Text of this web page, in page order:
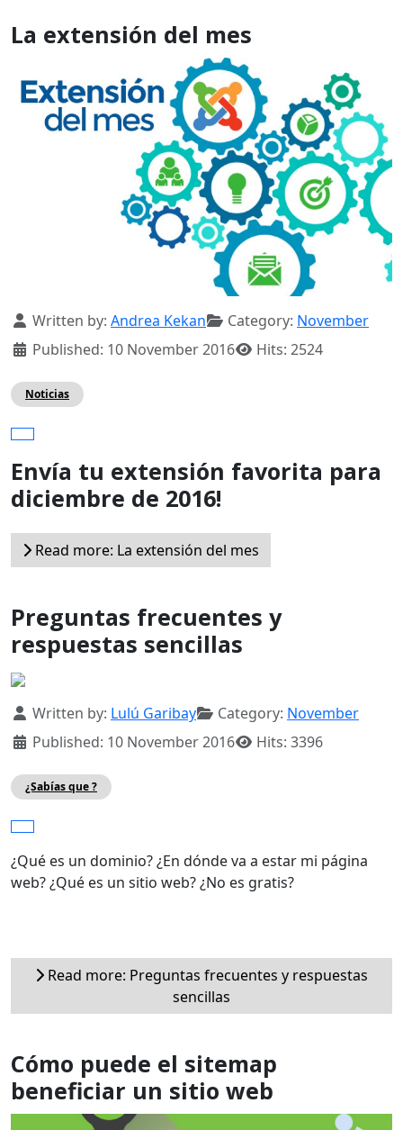
La extensión del mes
Details
Written by: Andrea Kekan Category: November
Published: 10 November 2016
Hits: 2524
Noticias
Envía tu extensión favorita para
diciembre de 2016!
Read more: La extensión del mes
Preguntas frecuentes y
respuestas sencillas
Details
Written by: Lulú Garibay Category: November
Published: 10 November 2016
Hits: 3396
¿Sabías que ?
¿Qué es un dominio? ¿En dónde va a estar mi página
web? ¿Qué es un sitio web? ¿No es gratis?
Read more: Preguntas frecuentes y respuestas
sencillas
Cómo puede el sitemap
beneficiar un sitio web